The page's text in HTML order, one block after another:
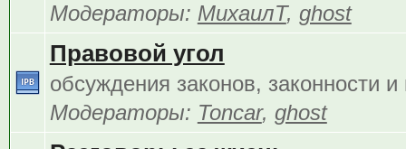
Модераторы: МихаилТ, ghost
Правовой угол
обсуждения законов, законности и
Модераторы: Toncar, ghost